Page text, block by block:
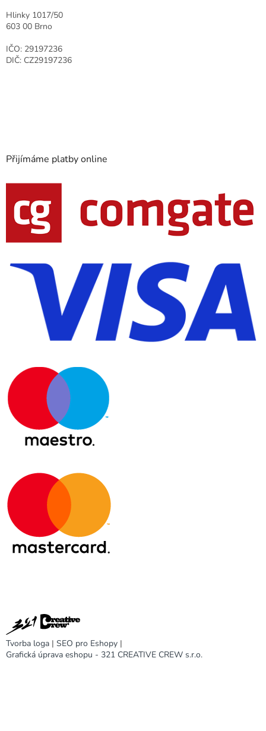
Hlinky 1017/50
603 00 Brno
IČO: 29197236
DIČ: CZ29197236
Přijímáme platby online
Tvorba loga | SEO pro Eshopy |
Grafická úprava eshopu - 321 CREATIVE CREW s.r.o.